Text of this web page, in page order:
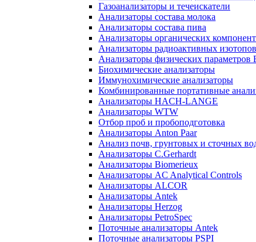
Газоанализаторы и течеискатели
Анализаторы состава молока
Анализаторы состава пива
Анализаторы органических
Анализаторы радиоактивных изотопов
Анализаторы физических параметров
Биохимические анализаторы
Иммунохимические анализаторы
Комбинированные портативные
Анализаторы HACH-LANGE
Анализаторы WTW
Отбор проб и пробоподготовка
Анализаторы Anton Paar
Анализ почв, грунтовых и сточных
Анализаторы C.Gerhardt
Анализаторы Biomerieux
Анализаторы AC Analytical Controls
Анализаторы ALCOR
Анализаторы Antek
Анализаторы Herzog
Анализаторы PetroSpec
Поточные анализаторы Antek
Поточные анализаторы PSPI